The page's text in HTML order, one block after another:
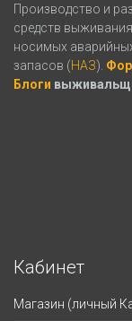
Производство и
средств
носимых
запасов (НАЗ).
Блоги
Кабинет
Магазин (личный